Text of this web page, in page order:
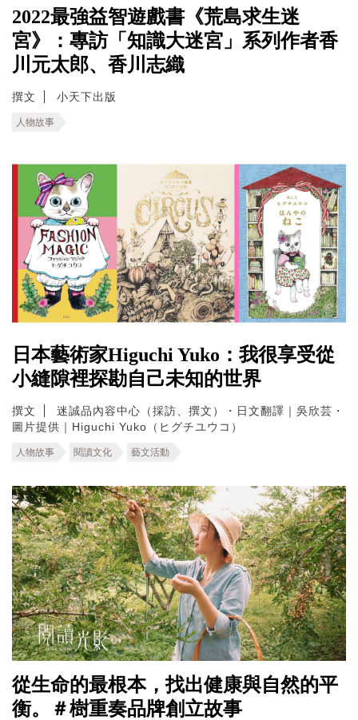
2022最強益智遊戲書《荒島求生迷
宮》：專訪「知識大迷宮」系列作者香
川元太郎、香川志織
撰文 小天下出版
人物故事
日本藝術家Higuchi Yuko：我很享受從
小縫隙裡探勘自己未知的世界
撰文
迷誠品內容中心（採訪、撰文）・日文翻譯｜吳欣芸・
圖片提供｜Higuchi Yuko（ヒグチユウコ）
人物故事 閱讀文化 藝文活動
從生命的最根本，找出健康與自然的平
衡。＃樹重奏品牌創立故事